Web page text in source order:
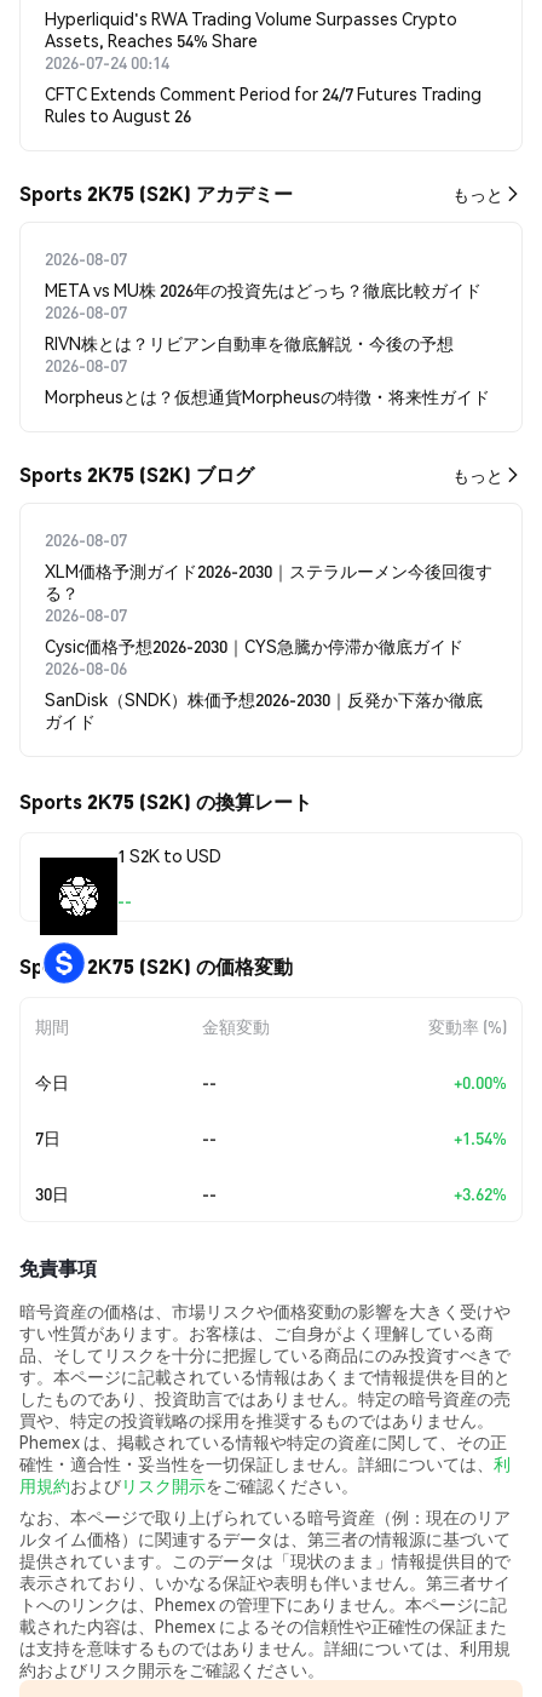
Hyperliquid's RWA Trading Volume Surpasses Crypto
Assets, Reaches 54% Share
2026-07-24 00:14
CFTC Extends Comment Period for 24/7 Futures Trading
Rules to August 26
Sports 2K75 (S2K) アカデミー もっと
2026-08-07
META vs MU株 2026年の投資先はどっち？徹底比較ガイド
2026-08-07
RIVN株とは？リビアン自動車を徹底解説・今後の予想
2026-08-07
Morpheusとは？仮想通貨Morpheusの特徴・将来性ガイド
Sports 2K75 (S2K) ブログ もっと
2026-08-07
XLM価格予測ガイド2026-2030｜ステラルーメン今後回復す
る？
2026-08-07
Cysic価格予想2026-2030｜CYS急騰か停滞か徹底ガイド
2026-08-06
SanDisk（SNDK）株価予想2026-2030｜反発か下落か徹底
ガイド
Sports 2K75 (S2K) の換算レート
1 S2K to USD
--
Sports 2K75 (S2K) の価格変動
期間 金額変動 変動率 (%)
今日 -- +0.00%
7日 -- +1.54%
30日 -- +3.62%
免責事項
暗号資産の価格は、市場リスクや価格変動の影響を大きく受けや
すい性質があります。お客様は、ご自身がよく理解している商
品、そしてリスクを十分に把握している商品にのみ投資すべきで
す。本ページに記載されている情報はあくまで情報提供を目的と
したものであり、投資助言ではありません。特定の暗号資産の売
買や、特定の投資戦略の採用を推奨するものではありません。
Phemex は、掲載されている情報や特定の資産に関して、その正
確性・適合性・妥当性を一切保証しません。詳細については、 利
用規約およびリスク開示をご確認ください。
なお、本ページで取り上げられている暗号資産（例：現在のリア
ルタイム価格）に関連するデータは、第三者の情報源に基づいて
提供されています。このデータは「現状のまま」情報提供目的で
表示されており、いかなる保証や表明も伴いません。第三者サイ
トへのリンクは、Phemex の管理下にありません。本ページに記
載された内容は、Phemex によるその信頼性や正確性の保証また
は支持を意味するものではありません。詳細については、利用規
約およびリスク開示をご確認ください。